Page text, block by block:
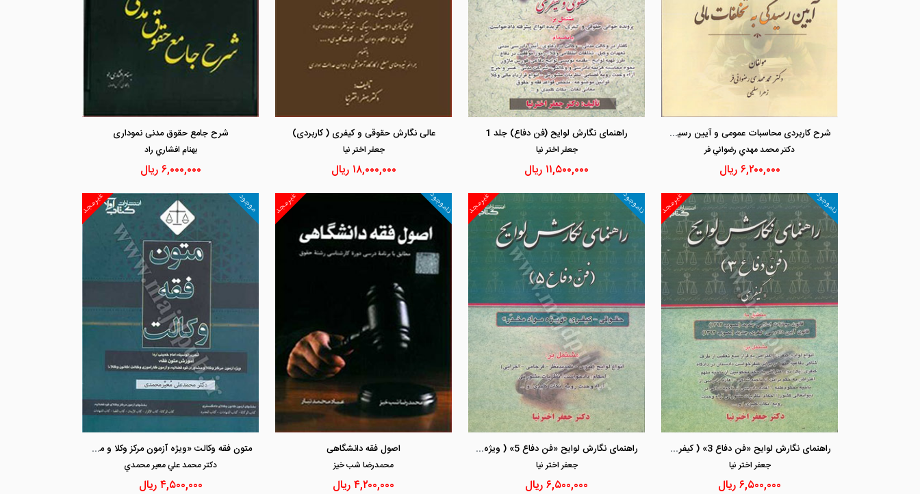
مشاهده و خرید
شرح کاربردی محاسبات عمومی و آیین رسیدگی به تخلفات مالی
دكتر محمد مهدي رضواني فر
۶,۲۰۰,۰۰۰ریال
مشاهده و خرید
راهنمای نگارش لوایح (فن دفاع) جلد 1
جعفر اختر نيا
۱۱,۵۰۰,۰۰۰ ریال
عالی نگارش حقوقی و کیفری ( کاربردی)
جعفر اختر نيا
۱۸,۰۰۰,۰۰۰ ریال
شرح جامع حقوق مدنی نموداری
بهنام افشاري راد
۶,۰۰۰,۰۰۰ریال
غیرمجد ناموجود
مشاهده و خرید
راهنمای نگارش لوایح «فن دفاع 3» ( کیفری)
جعفر اختر نيا
۶,۵۰۰,۰۰۰ریال
غیرمجد ناموجود
مشاهده و خرید
راهنمای نگارش لوایح «فن دفاع 5» ( ویژه مواد مخدر)
جعفر اختر نيا
۶,۵۰۰,۰۰۰ریال
غیرمجد ناموجود
مشاهده و خرید
اصول فقه دانشگاهی
محمدرضا شب خيز
۴,۲۰۰,۰۰۰ریال
غیرمجد موجود
متون فقه وکالت «ویژه آزمون مرکز وکلا و مشاوران قوه قضاییه» «براساس تحریرالوسیله امام خمینی (ره)»
دكتر محمد علي معير محمدي
۴,۵۰۰,۰۰۰ریال